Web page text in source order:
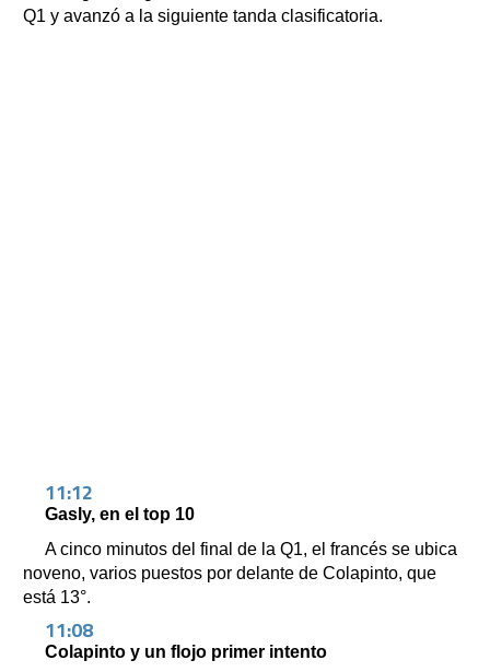
Q1 y avanzó a la siguiente tanda clasificatoria.
11:12
Gasly, en el top 10
A cinco minutos del final de la Q1, el francés se ubica
noveno, varios puestos por delante de Colapinto, que
está 13°.
11:08
Colapinto y un flojo primer intento